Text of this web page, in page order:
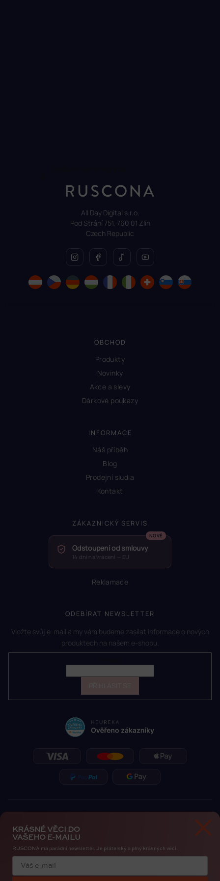
All Day Digital s.r.o.
Pod Strání 751, 760 01 Zlín
Czech Republic
OBCHOD
Produkty
Novinky
Akce a slevy
Dárkové poukazy
INFORMACE
Náš příběh
Blog
Prodejní sludia
Kontakt
ZÁKAZNICKÝ SERVIS
Odstoupení od smlouvy
14 dní na vrácení — EU
Reklamace
ODEBÍRAT NEWSLETTER
Vložte svůj e-mail a my vám budeme zasílat informace o nových
produktech na našem e-shopu.
Zásady ochrany osobních údajůCookies
KRÁSNÉ VĚCI DO
VAŠEHO E-MAILU
RUSCONA má parádní newsletter. Je přátelský a plný krásných věcí.